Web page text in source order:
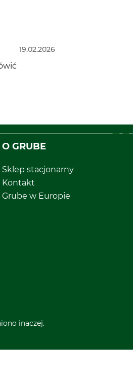
19.02.2026
O GRUBE
Sklep stacjonarny
Kontakt
Grube w Europie
inaczej.